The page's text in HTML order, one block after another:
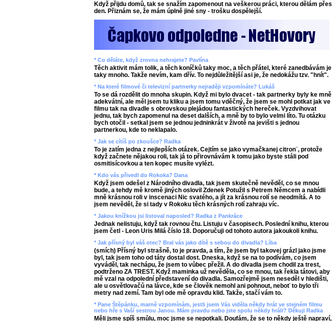
Když přijdu domů, tak se snažím zapomenout na veškerou práci, kterou dělám přes
den. Přiznám se, že mám úplně jiné sny - trošku dospělejší.
* Co děláte, když zrovna nehrajete? Pavlína
Těch aktivit mám tolik, a těch koníčků taky moc, a těch přátel, které zanedbávám je
taky mnoho. Takže nevím, kam dřív. To nejdůležitější asi je, že nedokážu tzv. "hnít".
* Na které filmové či televizní partnerky nejraději vzpomínáte? Lukáš
To se dá rozdělit do mnoha skupin. Když mi bylo dvacet - tak partnerky byly ke mně
adekvátní, ale měl jsem tu kliku a jsem tomu vděčný, že jsem se mohl potkat jak ve
filmu tak na divadle s obrovskou plejádou fantastických hereček. Vyzdvihovat
jednu, tak bych zapomenul na deset dalších, a mně by to bylo velmi líto. Tu otázku
bych otočil - setkal jsem se jednou jedninkrát v životě na jevišti s jednou
partnerkou, kde to neklapalo.
* Jak se cítíš po zkoušce? Radka
To je zatím jedna z nejlepších otázek. Cejtím se jako vymačkanej citron¨, protože
když začnete nějakou roli, tak já to přirovnávám k tomu jako byste stáli pod
osmitisícovkou a ten kopec musíte vylézt.
* Kdo vás přivedl do Rokoka? Dana
Když jsem odešel z Národního divadla, tak jsem skutečně nevěděl, co se mnou
bude, a tehdy mě kromě jiných oslovil Zdenek Potužil s Petrem Němcem a nabídli
mně krásnou roli v inscenaci Nic svatého, a jít za krásnou rolí se neodmítá. A to
jsem nevěděl, že si tady v Rokoku těch krásných rolí zahraju víc.
* Jakou knížkou jsi listoval naposled? Radka z Pankráce
Jednak nelistuju, když tak rovnou čtu. Listuju v časopisech. Poslední knihu, kterou
jsem četl - Leon Uris Milá číslo 18. Doporučuji od tohoto autora jakoukoli knihu.
* Jak přísný byl váš otec? Bral vás jako dítě s sebou do divadla? Líba
(smích) Přísný byl strašně, to je pravda, a tím, že jsem byl takovej grázl jako jsme
byl, tak jsem toho od táty dostal dost. Dneska, když se na to podívám, co jsem
vyváděl, tak nechápu, že jsem to vůbec přežil. A do divadla jsem chodil za trest,
podtrženo ZA TREST. Když maminka už nevěděla, co se mnou, tak řekla tátovi, aby
mě vzal na odpolední představení do divadla. Samozřejmě jsem neseděl v hledišti,
ale u osvětlovačů na lávce, kde se člověk nemohl ani pohnout, neboť to bylo tři
metry nad zemí. Tam byl ode mě opravdu klid. Takže, stačí vám to.
* Pane Štěpánku, marně vzpomínám, jestli jsem Vás viděla někdy hrát ve stejném filmu
nebo hře s Vaší sestrou Janou. Mám pravdu nebo jste spolu někdy hráli? Děkuji Radka
Měli jsme spíš smůlu, moc jsme se nepotkali. Doufám, že se to někdy ještě napraví,